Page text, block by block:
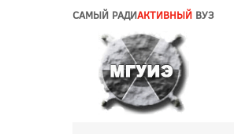
САМЫЙ РАДИАКТИВНЫЙ ВУЗ